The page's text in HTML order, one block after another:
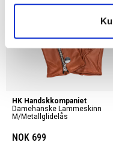
Damehanske Lammeskinn
M/metallglidelås
HK Handskkompaniet
NOK 699